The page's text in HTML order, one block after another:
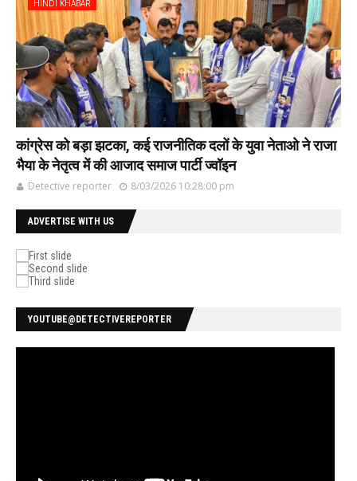
HINDI KHABAR
कांग्रेस को बड़ा झटका, कई राजनीतिक दलों के युवा नेताओ ने राजा
भैया के नेतृत्व में की आजाद समाज पार्टी ज्वॉइन
Detective reporter 8/03/2026 10:28:00 pm
ADVERTISE WITH US
YOUTUBE@DETECTIVEREPORTER